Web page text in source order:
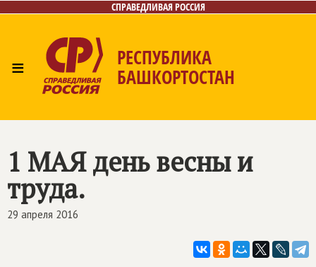
СПРАВЕДЛИВАЯ РОССИЯ
≡ РЕСПУБЛИКА
БАШКОРТОСТАН
1 МАЯ день весны и
труда.
29 апреля 2016